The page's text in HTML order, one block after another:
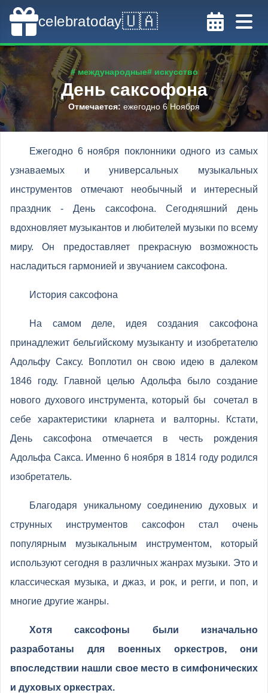
celebratoday🇺🇦
# международные# искусство
День саксофона
Отмечается: ежегодно 6 Ноября
Ежегодно 6 ноября поклонники одного из самых
узнаваемых и универсальных музыкальных
инструментов отмечают необычный и интересный
праздник - День саксофона. Сегодняшний день
вдохновляет музыкантов и любителей музыки по всему
миру. Он предоставляет прекрасную возможность
насладиться гармонией и звучанием саксофона.
История саксофона
На самом деле, идея создания саксофона
принадлежит бельгийскому музыканту и изобретателю
Адольфу Саксу. Воплотил он свою идею в далеком
1846 году. Главной целью Адольфа было создание
нового духового инструмента, который бы сочетал в
себе характеристики кларнета и валторны. Кстати,
День саксофона отмечается в честь рождения
Адольфа Сакса. Именно 6 ноября в 1814 году родился
изобретатель.
Благодаря уникальному соединению духовых и
струнных инструментов саксофон стал очень
популярным музыкальным инструментом, который
используют сегодня в различных жанрах музыки. Это и
классическая музыка, и джаз, и рок, и регги, и поп, и
многие другие жанры.
Хотя саксофоны были изначально
разработаны для военных оркестров, они
впоследствии нашли свое место в симфонических
и духовых оркестрах.